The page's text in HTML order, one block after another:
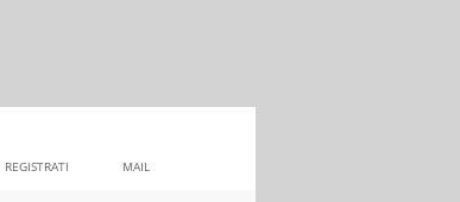
MAIL
REGISTRATI